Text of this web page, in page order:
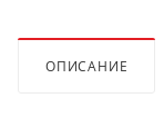
ОПИСАНИЕ